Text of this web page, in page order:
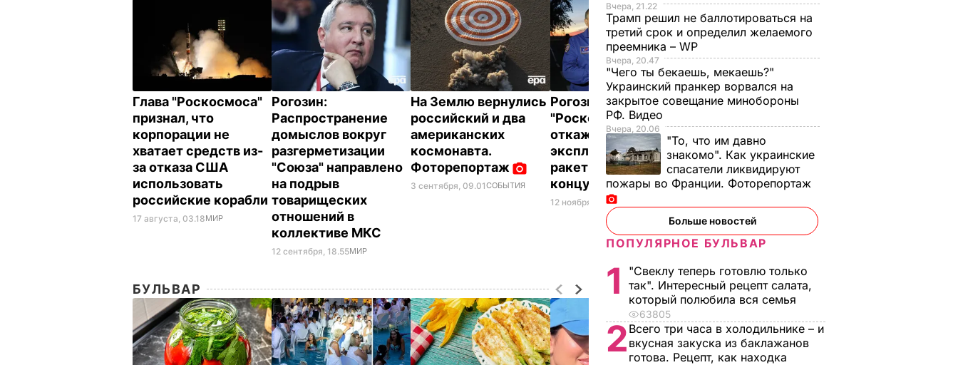
Глава "Роскосмоса"
признал, что
корпорации не
хватает средств из-
за отказа США
использовать
российские корабли
17 августа, 03.18МИР
Рогозин:
Распространение
домыслов вокруг
разгерметизации
"Союза" направлено
на подрыв
товарищеских
отношений в
коллективе МКС
12 сентября, 18.55МИР
На Землю вернулись
российский и два
американских
космонавта.
Фоторепортаж
3 сентября, 09.01СОБЫТИЯ
Рогозин заявил, что
"Роскосмос"
откажется от
эксплуатации
ракеты "Союз-ФГ" к
концу 2019 года
12 ноября, 01.20
Рогозин заявил, что
транспортную
систему, которая
сможет достичь
5 октября, 00.04
БУЛЬВАР
Вчера, 21.22
Трамп решил не баллотироваться на
третий срок и определил желаемого
преемника – WP
Вчера, 20.47
"Чего ты бекаешь, мекаешь?"
Украинский пранкер ворвался на
закрытое совещание минобороны
РФ. Видео
Вчера, 20.06
"То, что им давно
знакомо". Как украинские
спасатели ликвидируют
пожары во Франции. Фоторепортаж
Больше новостей
ПОПУЛЯРНОЕ БУЛЬВАР
1
"Свеклу теперь готовлю только
так". Интересный рецепт салата,
который полюбила вся семья
63805
2 Всего три часа в холодильнике – и
вкусная закуска из баклажанов
готова. Рецепт, как находка